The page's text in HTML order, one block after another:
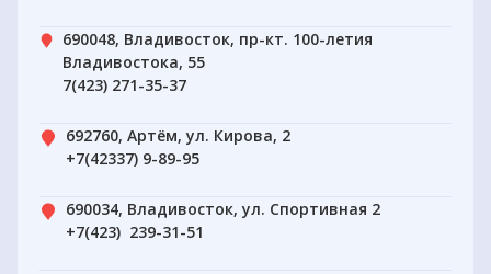
690048, Владивосток, пр-кт. 100-летия
Владивостока, 55
7(423) 271-35-37
692760, Артём, ул. Кирова, 2
+7(42337) 9-89-95
690034, Владивосток, ул. Спортивная 2
+7(423) 239-31-51